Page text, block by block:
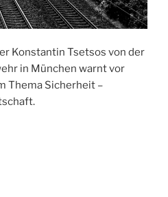
Konstantin Tsetsos von der
in München warnt vor
Thema Sicherheit –